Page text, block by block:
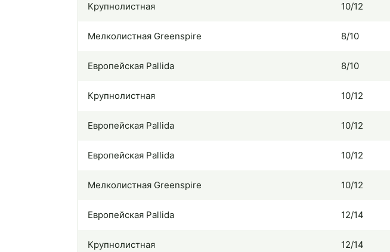
Крупнолистная 10/12
Мелколистная Greenspire 8/10
Европейская Pallida 8/10
Крупнолистная 10/12
Европейская Pallida 10/12
Европейская Pallida 10/12
Мелколистная Greenspire 10/12
Европейская Pallida 12/14
Крупнолистная 12/14